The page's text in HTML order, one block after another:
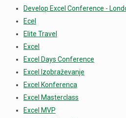
Develop Excel Conference -
Ecel
Elite Travel
Excel
Excel Days Conference
Excel Izobraževanje
Excel Konferenca
Excel Masterclass
Excel MVP